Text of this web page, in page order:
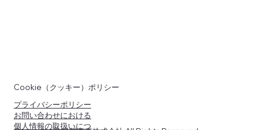
Cookie（クッキー）ポリシー
プライバシーポリシー
お問い合わせにおける
個人情報の取扱いにつ